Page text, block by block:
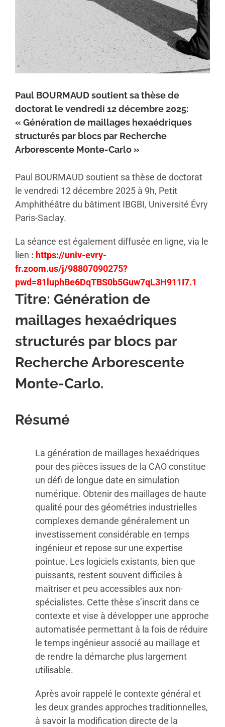
Paul BOURMAUD soutient sa thèse de
doctorat le vendredi 12 décembre 2025:
« Génération de maillages hexaédriques
structurés par blocs par Recherche
Arborescente Monte-Carlo »
Paul BOURMAUD soutient sa thèse de doctorat
le vendredi 12 décembre 2025 à 9h, Petit
Amphithéâtre du bâtiment IBGBI, Université Évry
Paris-Saclay.
La séance est également diffusée en ligne, via le
lien : https://univ-evry-
fr.zoom.us/j/98807090275?
pwd=81luphBe6DqTBS0b5Guw7qL3H911I7.1
Titre: Génération de
maillages hexaédriques
structurés par blocs par
Recherche Arborescente
Monte-Carlo.
Résumé
La génération de maillages hexaédriques
pour des pièces issues de la CAO constitue
un défi de longue date en simulation
numérique. Obtenir des maillages de haute
qualité pour des géométries industrielles
complexes demande généralement un
investissement considérable en temps
ingénieur et repose sur une expertise
pointue. Les logiciels existants, bien que
puissants, restent souvent difficiles à
maîtriser et peu accessibles aux non-
spécialistes. Cette thèse s’inscrit dans ce
contexte et vise à développer une approche
automatisée permettant à la fois de réduire
le temps ingénieur associé au maillage et
de rendre la démarche plus largement
utilisable.
Après avoir rappelé le contexte général et
les deux grandes approches traditionnelles,
à savoir la modification directe de la